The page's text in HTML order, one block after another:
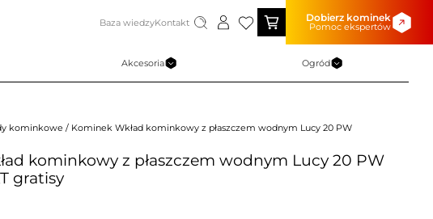
Baza wiedzyKontakt Dobierz kominek
Pomoc ekspertów
Akcesoria Ogród
kominkowe / Kominek Wkład kominkowy z płaszczem wodnym Lucy 20 PW
kominkowy z płaszczem wodnym Lucy 20 PW
gratisy